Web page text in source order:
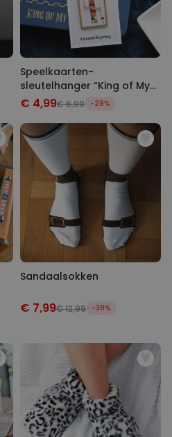
Speelkaarten-
sleutelhanger “King of My
Heart”
€ 4,99€ 6,99 -29%
Sandaalsokken
€ 7,99€ 12,99 -38%